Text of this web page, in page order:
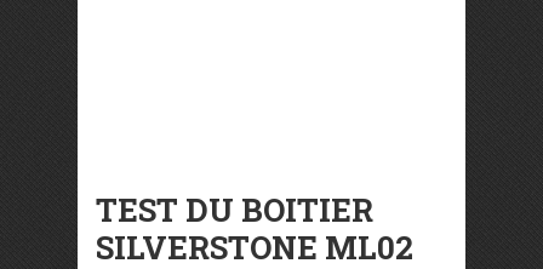
TEST DU BOITIER
SILVERSTONE ML02